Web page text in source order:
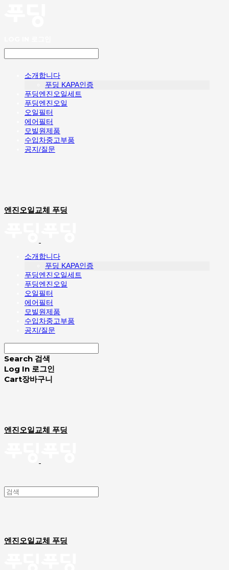
소개합니다
푸딩 KAPA인증
푸딩엔진오일세트
푸딩엔진오일
오일필터
에어필터
모빌원제품
수입차중고부품
공지/질문
엔진오일교체 푸딩
소개합니다
푸딩 KAPA인증
푸딩엔진오일세트
푸딩엔진오일
오일필터
에어필터
모빌원제품
수입차중고부품
공지/질문
Search 검색
Log In 로그인
Cart장바구니
엔진오일교체 푸딩
엔진오일교체 푸딩